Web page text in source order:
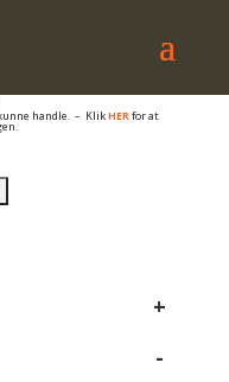
handle. – KlikHERfor at
+
-